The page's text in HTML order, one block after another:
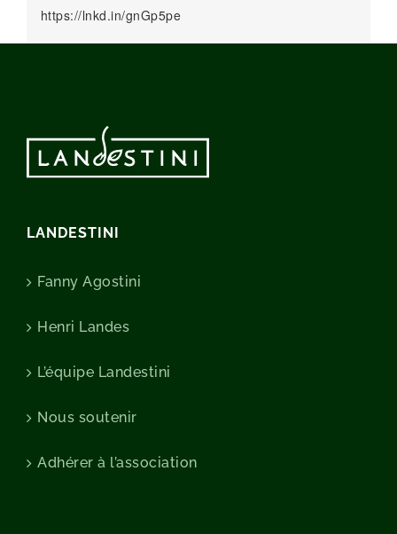
https://lnkd.in/gnGp5pe
LANDESTINI
Fanny Agostini
Henri Landes
L’équipe Landestini
Nous soutenir
Adhérer à l’association